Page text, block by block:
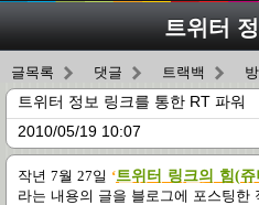
글목록 댓글 트랙백
트위터 정보 링크를 통한 RT 파워
2010/05/19 10:07
작년 7월 27일 ‘트위터 링크의 힘(쥬
라는 내용의 글을 블로그에 포스팅한